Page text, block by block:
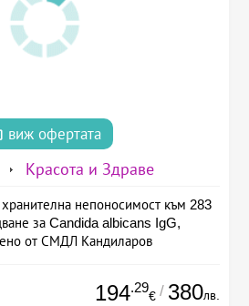
виж офертата
Красота и Здраве
непоносимост към 283
за Candida albicans IgG,
от СМДЛ Кандиларов
194.29
€ / 380лв.